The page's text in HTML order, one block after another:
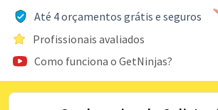
Até 4 orçamentos grátis e seguros
Profissionais avaliados
Como funciona o GetNinjas?